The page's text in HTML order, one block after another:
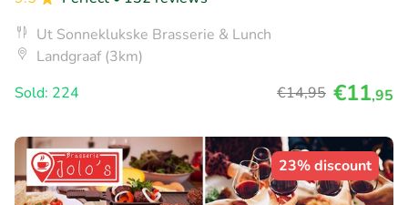
Ut Sonneklukske Brasserie & Lunch
Landgraaf (3km)
Sold: 224
€14,95 €11,95
23% discount